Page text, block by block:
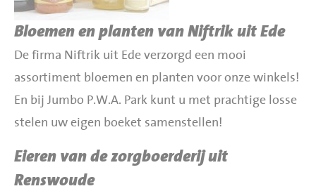
Bloemen en planten van Niftrik uit Ede
De firma Niftrik uit Ede verzorgd een mooi
assortiment bloemen en planten voor onze winkels!
En bij Jumbo P.W.A. Park kunt u met prachtige losse
stelen uw eigen boeket samenstellen!
Eieren van de zorgboerderij uit
Renswoude